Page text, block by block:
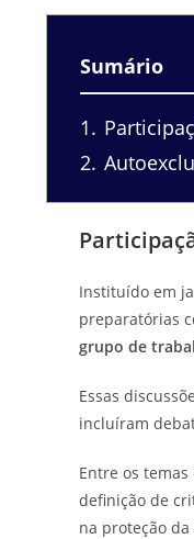
Sumário
1
2
Instituído em
preparatórias
grupo de
Essas
incluíram
Entre os
definição de
na proteção